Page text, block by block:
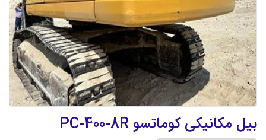
بیل مکانیکی کوماتسو PC-400-8R